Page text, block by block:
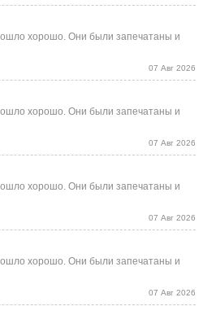
хорошо. Они были запечатаны и
07 Авг 2026
хорошо. Они были запечатаны и
07 Авг 2026
хорошо. Они были запечатаны и
07 Авг 2026
хорошо. Они были запечатаны и
07 Авг 2026